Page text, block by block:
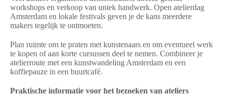
workshops en verkoop van uniek handwerk. Open atelierdag
Amsterdam en lokale festivals geven je de kans meerdere
makers tegelijk te ontmoeten.
Plan ruimte om te praten met kunstenaars en om eventueel werk
te kopen of aan korte cursussen deel te nemen. Combineer je
atelierroute met een kunstwandeling Amsterdam en een
koffiepauze in een buurtcafé.
Praktische informatie voor het bezoeken van ateliers